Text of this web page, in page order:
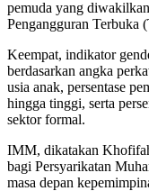
pemuda yang
Pengangguran Terbuka
Keempat, indikator
berdasarkan angka
usia anak, persentase
hingga tinggi, serta
sektor formal.
IMM, dikatakan
bagi Persyarikatan
masa depan